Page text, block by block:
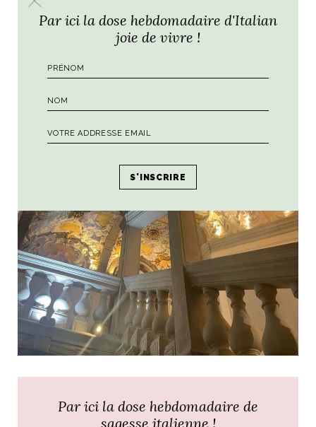
Par ici la dose hebdomadaire de
sagesse italienne !
Par ici la dose hebdomadaire d'Italian
joie de vivre !